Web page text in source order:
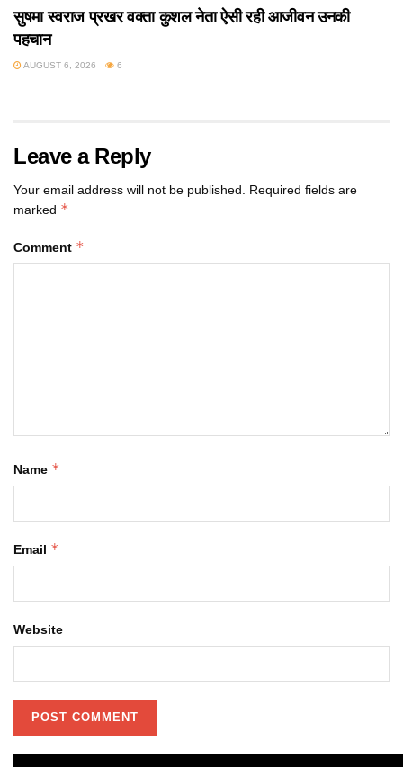
सुषमा स्वराज प्रखर वक्ता कुशल नेता ऐसी रही आजीवन उनकी
पहचान
AUGUST 6, 2026 6
Leave a Reply
Your email address will not be published.
Required fields are
marked *
Comment *
Name *
Email *
Website